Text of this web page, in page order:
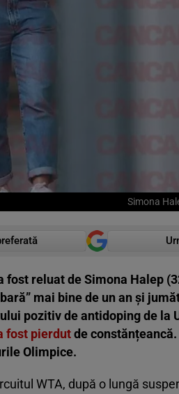
Simona
reluat de Simona Halep
mai bine de un an și
pozitiv de antidoping de la
fost pierdutde
Olimpice.
WTA, după o lungă